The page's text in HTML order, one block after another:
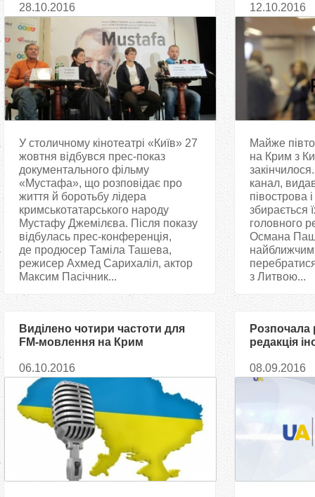
28.10.2016
У столичному кінотеатрі «Київ» 27
жовтня відбувся прес-показ
документального фільму
«Мустафа», що розповідає про
життя й боротьбу лідера
кримськотатарського народу
Мустафу Джемілєва. Після показу
відбулась прес-конференція,
де продюсер Таміла Ташева,
режисер Ахмед Сарихаліл, актор
Максим Пасічник...
12.10.2016
Майже
на Крим з
канал,
півострова
збирається
головного
Османа
з Литвою...
Виділено чотири частоти для
FM-мовлення на Крим
06.10.2016
Розпочала
редакція
08.09.2016